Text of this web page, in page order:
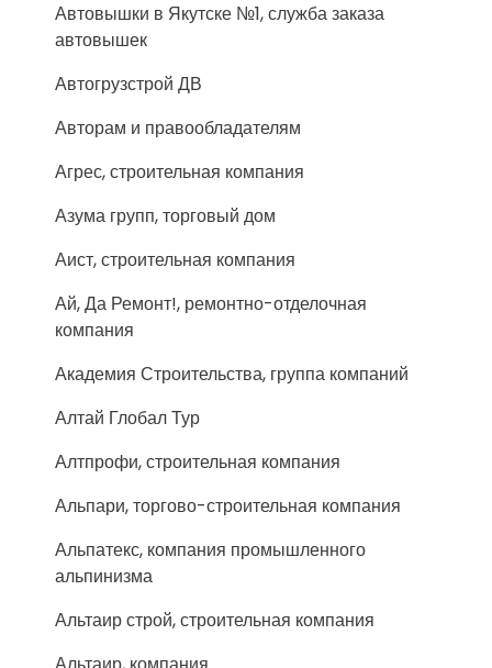
Автовышки в Якутске №1, служба заказа
автовышек
Автогрузстрой ДВ
Авторам и правообладателям
Агрес, строительная компания
Азума групп, торговый дом
Аист, строительная компания
Ай, Да Ремонт!, ремонтно-отделочная
компания
Академия Строительства, группа компаний
Алтай Глобал Тур
Алтпрофи, строительная компания
Альпари, торгово-строительная компания
Альпатекс, компания промышленного
альпинизма
Альтаир строй, строительная компания